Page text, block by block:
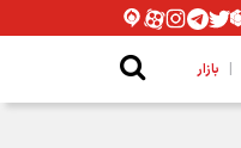
| بازار